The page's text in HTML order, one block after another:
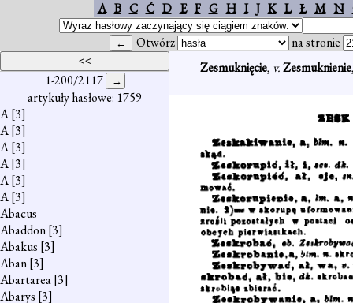
A B C Ć D E F G H I J K L Ł M N
Otwórz na stronie
1-200/2117
artykuły hasłowe: 1759
A[3]
A[3]
A[3]
A[3]
A[3]
A[3]
Abacus
Abaddon[3]
Abakus [3]
Aban[3]
Abartarea[3]
Abarys [3]
Zesmuknięcie, v.Zesmuknienie